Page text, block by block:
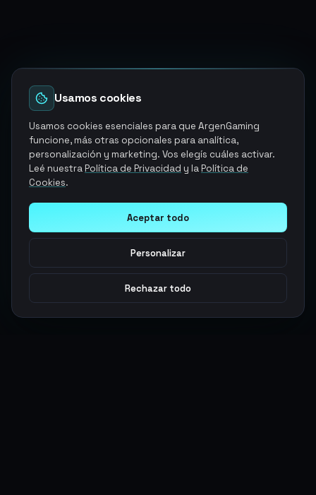
Usamos cookies
Usamos cookies esenciales para que ArgenGaming
funcione, más otras opcionales para analítica,
personalización y marketing. Vos elegís cuáles activar.
Leé nuestraPolítica de Privacidad y laPolítica de
Cookies.
Aceptar todo
Personalizar
Rechazar todo